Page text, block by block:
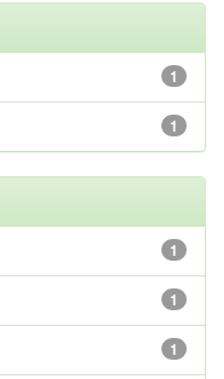
1
1
1
1
1